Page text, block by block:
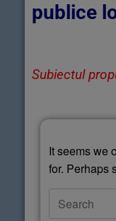
publice
Subiectul
It seems we
for. Perhaps